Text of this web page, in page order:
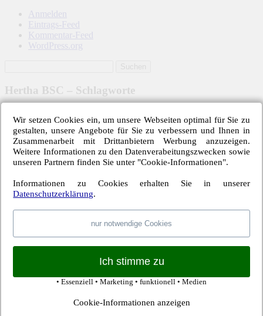
Anmelden
Eintrags-Feed
Kommentar-Feed
WordPress.org
Hertha BSC – Schlagworte
Abstiegskampf Adrian Ramos Bayer 04 Leverkusen Borussia Dortmund
Borussia M'gladbach Davie Selke Deniz Aytekin Derry Scherhant
Dodi Lukebakio
Dr. Felix Brych
Eintracht Frankfurt Fabian Lustenberger Fabian Reese FC Augsburg
FC Schalke 04 Geisterspiel Guido Winkmann Hamburger SV Hannover 96 Harm
Luhukay
Lucien Favre Marco Fritz Maximilian Mittelstädt Niklas Stark
Pal Dardai
Salomon Kalou Vedad Ibisevic
VfL
Archiv – Hertha-Spiele
Februar 2026
November 2025
Wir setzen Cookies ein, um unsere Webseiten optimal für Sie zu
gestalten, unsere Angebote für Sie zu verbessern und Ihnen in
Zusammenarbeit mit Drittanbietern Werbung anzuzeigen.
Weitere Informationen zu den Datenverabeitungszwecken sowie
unseren Partnern finden Sie unter "Cookie-Informationen".
Informationen zu Cookies erhalten Sie in unserer
Datenschutzerklärung.
nur notwendige Cookies
Ich stimme zu
• Essenziell • Marketing • funktionell • Medien
Cookie-Informationen anzeigen